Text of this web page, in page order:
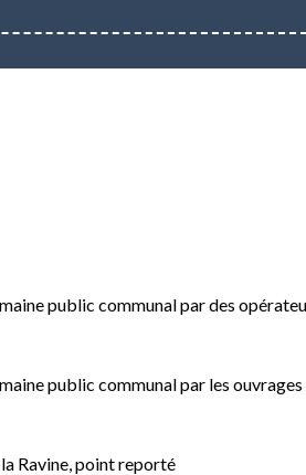
public communal par des
public communal par les
Ravine, point reporté